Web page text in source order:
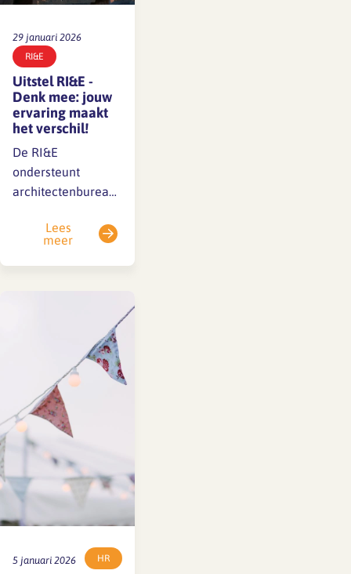
29 januari 2026
RI&E
Uitstel RI&E -
Denk mee: jouw
ervaring maakt
het verschil!
De RI&E
ondersteunt
architectenbureaus
borgen van gezond
Of het nu gaat om
het goed inrichten
van werkplekken of
afspraken over
werk- en rusttijden:
alles draagt bij aan
een gezonde
werkcultuur. De
sector heeft
uitstel…
Lees
meer
5 januari 2026 HR